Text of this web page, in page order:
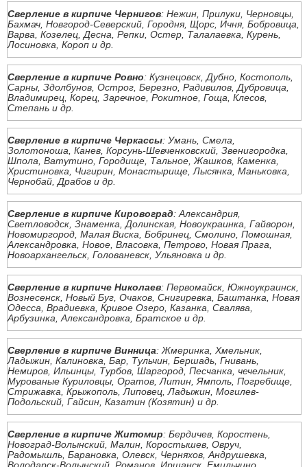
Сверление в кирпиче Чернигов: Нежин, Прилуки, Черновцы,
Бахмач, Новгород-Северский, Городня, Щорс, Ичня, Бобровица,
Варва, Козелец, Десна, Репки, Остер, Талалаевка, Курень,
Лосиновка, Короп и др.
Сверление в кирпиче Ровно: Кузнецовск, Дубно, Костополь,
Сарны, Здолбунов, Острог, Березно, Радивилов, Дубровица,
Владимирец, Корец, Заречное, Рокитное, Гоща, Клесов,
Степань и др.
Сверление в кирпиче Черкассы: Умань, Смела,
Золотоноша, Канев, Корсунь-Шевченковский, Звенигородка,
Шпола, Ватутино, Городище, Тальное, Жашков, Каменка,
Христиновка, Чигирин, Монастырище, Лысянка, Маньковка,
Чернобай, Драбов и др.
Сверление в кирпиче Кировоград: Александрия,
Светловодск, Знаменка, Долинская, Новоукраинка, Гайворон,
Новомиргород, Малая Виска, Бобринец, Смолино, Помошная,
Александровка, Новое, Власовка, Петрово, Новая Прага,
Новоархангельск, Голованевск, Ульяновка и др.
Сверление в кирпиче Николаев: Первомайск, Южноукраинск,
Вознесенск, Новый Буг, Очаков, Снигиревка, Баштанка, Новая
Одесса, Врадиевка, Кривое Озеро, Казанка, Свалява,
Арбузинка, Александровка, Братское и др.
Сверление в кирпиче Винница: Жмеринка, Хмельник,
Ладыжин, Калиновка, Бар, Тульчин, Бершадь, Гнивань,
Немиров, Ильинцы, Турбов, Шаргород, Песчанка, чечельник,
Мурованые Куриловцы, Оратов, Литин, Ямполь, Погребище,
Стрижавка, Крыжополь, Липовец, Ладыжин, Могилев-
Подольский, Гайсин, Казатин (Козятин) и др.
Сверление в кирпиче Житомир: Бердичев, Коростень,
Новоград-Волынский, Малин, Коростышев, Овруч,
Радомышль, Барановка, Олевск, Черняхов, Андрушевка,